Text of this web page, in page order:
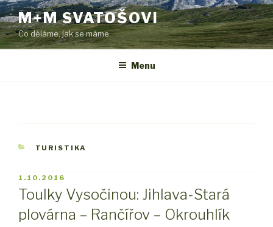
Přejít
k
obsahu
webu
M+M SVATOŠOVI
Co děláme, jak se máme
Menu
RUBRIKY
TURISTIKA
PUBLIKOVÁNO
1.10.2016
Toulky Vysočinou: Jihlava-Stará
plovárna – Rančířov – Okrouhlík